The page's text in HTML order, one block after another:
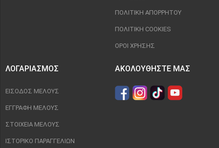
ΠΟΛΙΤΙΚΉ ΑΠΟΡΡΉΤΟΥ
ΠΟΛΙΤΙΚΉ COOKIES
ΌΡΟΙ ΧΡΉΣΗΣ
ΛΟΓΑΡΙΑΣΜΌΣ
ΕΊΣΟΔΟΣ ΜΈΛΟΥΣ
ΕΓΓΡΑΦΉ ΜΈΛΟΥΣ
ΣΤΟΙΧΕΊΑ ΜΈΛΟΥΣ
ΙΣΤΟΡΙΚΌ ΠΑΡΑΓΓΕΛΙΏΝ
ΑΚΟΛΟΥΘΉΣΤΕ ΜΑΣ